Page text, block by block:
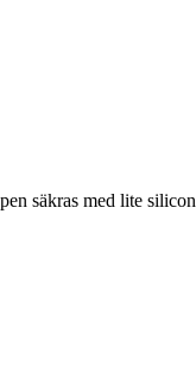
säkras med lite silicon